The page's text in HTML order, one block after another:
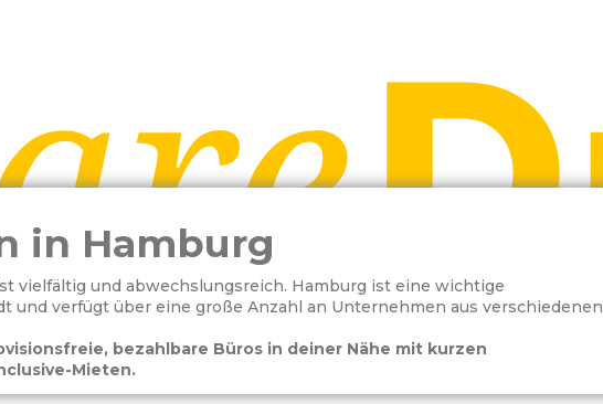
in Hamburg
vielfältig und abwechslungsreich. Hamburg ist eine wichtige
und verfügt über eine große Anzahl an Unternehmen aus verschiedenen
bezahlbare Büros in deiner Nähe mit kurzen
Mieten.